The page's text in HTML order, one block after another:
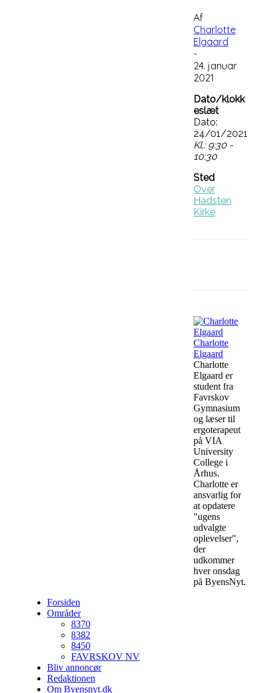
Af
Charlotte
Elgaard
-
24. januar
2021
Dato/klokk
eslæt
Dato:
24/01/2021
Kl.: 9:30 -
10:30
Sted
Over
Hadsten
Kirke
Charlotte
Elgaard
Charlotte
Elgaard er
student fra
Favrskov
Gymnasium
og læser til
ergoterapeut
på VIA
University
College i
Århus.
Charlotte er
ansvarlig for
at opdatere
"ugens
udvalgte
oplevelser",
der
udkommer
hver onsdag
på ByensNyt.
Forsiden
Områder
8370
8382
8450
FAVRSKOV NV
Bliv annoncør
Redaktionen
Om Byensnyt.dk